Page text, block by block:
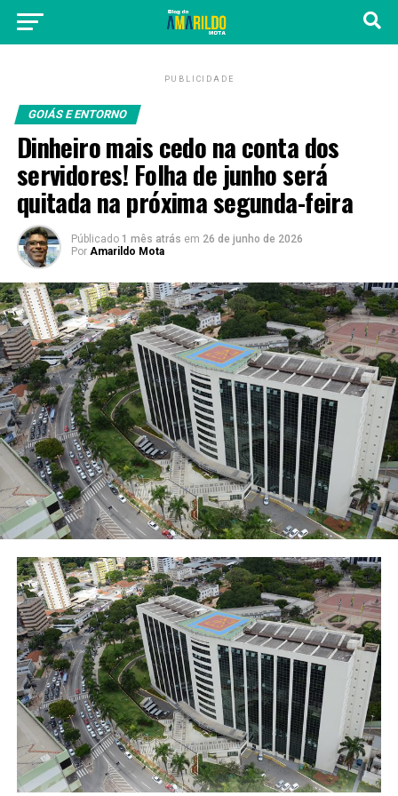
PUBLICIDADE
GOIÁS E ENTORNO
Dinheiro mais cedo na conta dos
servidores! Folha de junho será
quitada na próxima segunda-feira
Públicado 1 mês atrás em 26 de junho de 2026
Por Amarildo Mota